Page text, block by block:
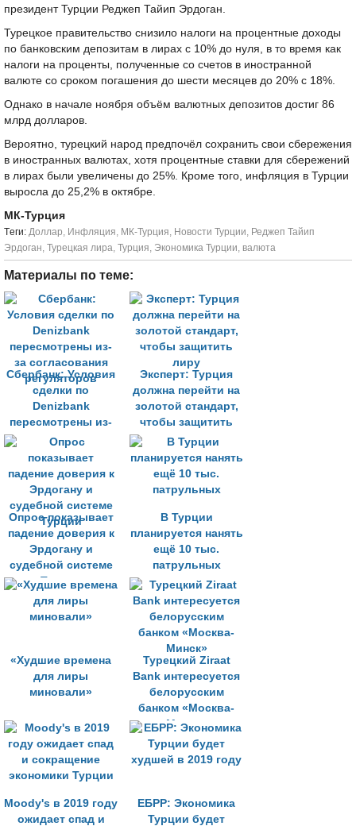
президент Турции Реджеп Тайип Эрдоган.
Турецкое правительство снизило налоги на процентные доходы
по банковским депозитам в лирах с 10% до нуля, в то время как
налоги на проценты, полученные со счетов в иностранной
валюте со сроком погашения до шести месяцев до 20% с 18%.
Однако в начале ноября объём валютных депозитов достиг 86
млрд долларов.
Вероятно, турецкий народ предпочёл сохранить свои сбережения
в иностранных валютах, хотя процентные ставки для сбережений
в лирах были увеличены до 25%. Кроме того, инфляция в Турции
выросла до 25,2% в октябре.
МК-Турция
Tеги: Доллар, Инфляция, МК-Турция, Новости Турции, Реджеп Тайип
Эрдоган, Турецкая лира, Турция, Экономика Турции, валюта
Материалы по теме:
Сбербанк: Условия
сделки по
Denizbank
пересмотрены из-
за согласования
регуляторов
Эксперт: Турция
должна перейти на
золотой стандарт,
чтобы защитить
лиру
Опрос показывает
падение доверия к
Эрдогану и
судебной системе
Турции
В Турции
планируется нанять
ещё 10 тыс.
патрульных
«Худшие времена
для лиры
миновали»
Турецкий Ziraat
Bank интересуется
белорусским
банком «Москва-
Минск»
Moody's в 2019 году
ожидает спад и
ЕБРР: Экономика
Турции будет